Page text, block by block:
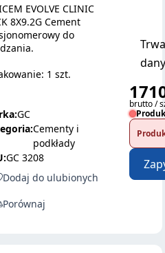
EVOLVE CLINIC
8X9.2G Cement
do
1 szt.
GC
Cementy i
podkłady
GC 3208
Dodaj do ulubionych
Porównaj
brutto /